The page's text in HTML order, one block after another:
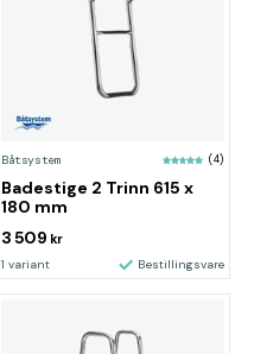
Båtsystem (4)
Badestige 2 Trinn 615 x
180 mm
3 509 kr
1 variant Bestillingsvare